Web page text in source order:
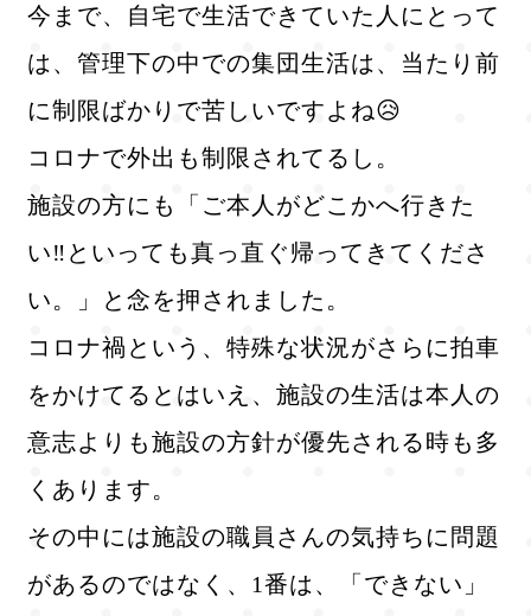
今まで、自宅で生活できていた人にとって
は、管理下の中での集団生活は、当たり前
に制限ばかりで苦しいですよね😥
コロナで外出も制限されてるし。
施設の方にも「ご本人がどこかへ行きた
い‼️といっても真っ直ぐ帰ってきてくださ
い。」と念を押されました。
コロナ禍という、特殊な状況がさらに拍車
をかけてるとはいえ、施設の生活は本人の
意志よりも施設の方針が優先される時も多
くあります。
その中には施設の職員さんの気持ちに問題
があるのではなく、1番は、「できない」